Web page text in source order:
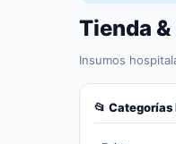
Tienda
Insumos
📂